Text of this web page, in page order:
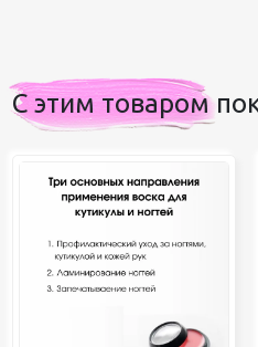
С этим товаром